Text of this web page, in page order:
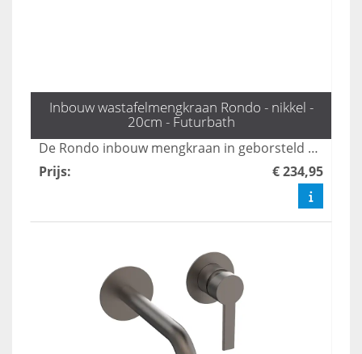
Inbouw wastafelmengkraan Rondo - nikkel -
20cm - Futurbath
De Rondo inbouw mengkraan in geborsteld nikkel combineert een subtiele en luxueuze uitstraling, waardoor het een perfecte aanvulling is voor elke moderne badkamer. Deze kraan biedt niet alleen esthetische waarde, maar ook functionaliteit en duurzaamheid. Transformeer uw badkamer met de elegante afwerking en geavanceerde technologie van de Rondo mengkraan.
Prijs: € 234,95